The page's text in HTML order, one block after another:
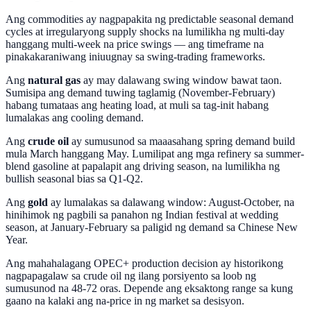
Ang commodities ay nagpapakita ng predictable seasonal demand
cycles at irregularyong supply shocks na lumilikha ng multi-day
hanggang multi-week na price swings — ang timeframe na
pinakakaraniwang iniuugnay sa swing-trading frameworks.
Ang natural gas ay may dalawang swing window bawat taon.
Sumisipa ang demand tuwing taglamig (November-February)
habang tumataas ang heating load, at muli sa tag-init habang
lumalakas ang cooling demand.
Ang crude oil ay sumusunod sa maaasahang spring demand build
mula March hanggang May. Lumilipat ang mga refinery sa summer-
blend gasoline at papalapit ang driving season, na lumilikha ng
bullish seasonal bias sa Q1-Q2.
Ang gold ay lumalakas sa dalawang window: August-October, na
hinihimok ng pagbili sa panahon ng Indian festival at wedding
season, at January-February sa paligid ng demand sa Chinese New
Year.
Ang mahahalagang OPEC+ production decision ay historikong
nagpapagalaw sa crude oil ng ilang porsiyento sa loob ng
sumusunod na 48-72 oras. Depende ang eksaktong range sa kung
gaano na kalaki ang na-price in ng market sa desisyon.